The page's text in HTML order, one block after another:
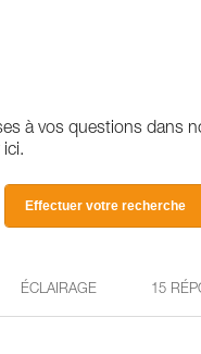
à vos questions dans
Effectuer votre recherche
ÉCLAIRAGE 15